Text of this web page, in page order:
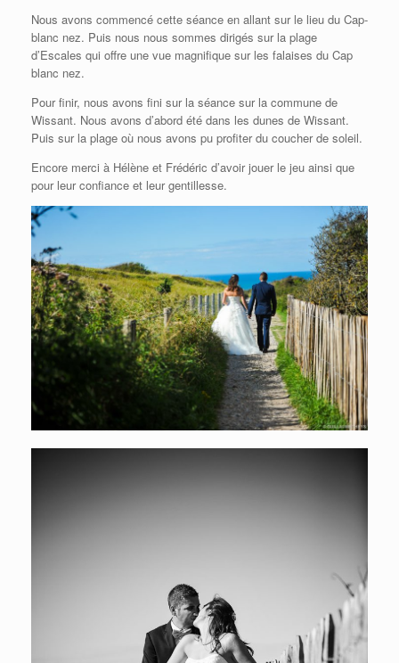
Nous avons commencé cette séance en allant sur le lieu du Cap-
blanc nez. Puis nous nous sommes dirigés sur la plage
d’Escales qui offre une vue magnifique sur les falaises du Cap
blanc nez.
Pour finir, nous avons fini sur la séance sur la commune de
Wissant. Nous avons d’abord été dans les dunes de Wissant.
Puis sur la plage où nous avons pu profiter du coucher de soleil.
Encore merci à Hélène et Frédéric d’avoir jouer le jeu ainsi que
pour leur confiance et leur gentillesse.